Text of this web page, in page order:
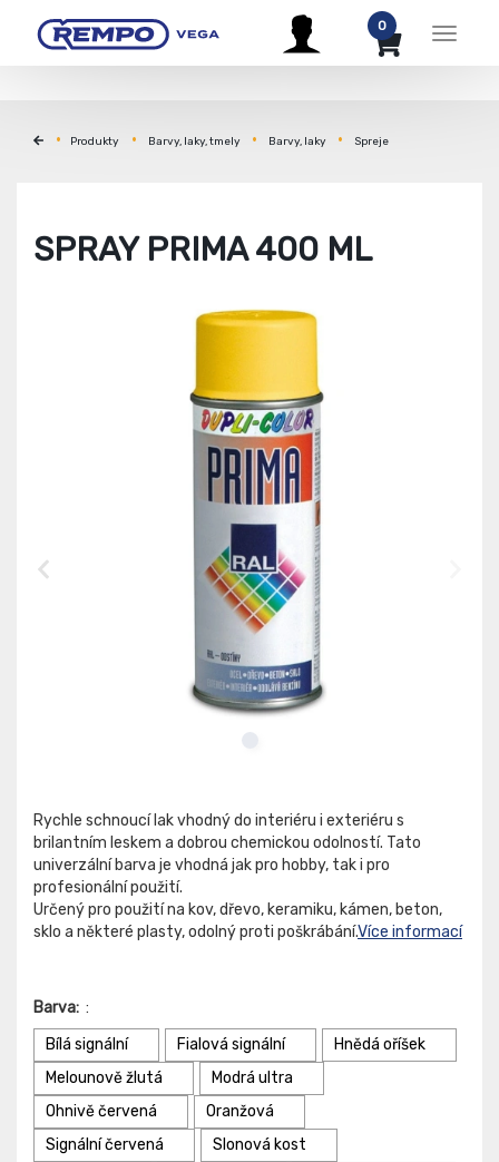
Menu
0
Produkty Barvy, laky, tmely Barvy, laky Spreje
SPRAY PRIMA 400 ML
Rychle schnoucí lak vhodný do interiéru i exteriéru s
brilantním leskem a dobrou chemickou odolností. Tato
univerzální barva je vhodná jak pro hobby, tak i pro
profesionální použití.
Určený pro použití na kov, dřevo, keramiku, kámen, beton,
sklo a některé plasty, odolný proti poškrábání.Více informací
Barva: :
Bílá signální
Fialová signální
Hnědá oříšek
Melounově žlutá
Modrá ultra
Ohnivě červená
Oranžová
Signální červená
Slonová kost